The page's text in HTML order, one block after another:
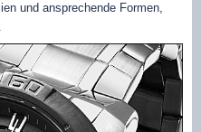
und ansprechende Formen,